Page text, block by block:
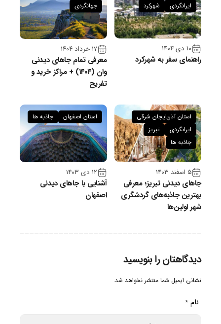
۱۰ دی ۱۴۰۴
راهنمای سفر به شهرکرد
ایرانگردی
شهرکرد
۱۷ خرداد ۱۴۰۴
معرفی تمام جاهای دیدنی
وان (۱۴۰۴) + مراکز خرید و
تفریح
جهانگردی
۵ اسفند ۱۴۰۳
جاهای دیدنی تبریز؛ معرفی
بهترین جاذبه‌های گردشگری
شهر اولین‌ها
استان آذربایجان شرقی
ایرانگردی
تبریز
جاذبه ها
۱۲ دی ۱۴۰۳
آشنایی با جاهای دیدنی
اصفهان
استان اصفهان جاذبه ها
دیدگاهتان را بنویسید
نشانی ایمیل شما منتشر نخواهد شد.
نام *